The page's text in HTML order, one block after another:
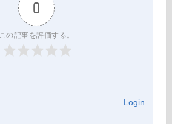
0
この記事を評価する。
Login